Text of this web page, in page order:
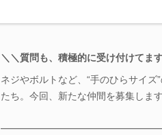
＼＼質問も、積極的に受け付けてま
ネジやボルトなど、“手のひらサイ
たち。今回、新たな仲間を募集します